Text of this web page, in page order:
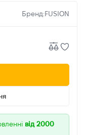
Бренд:FUSION
від 2000